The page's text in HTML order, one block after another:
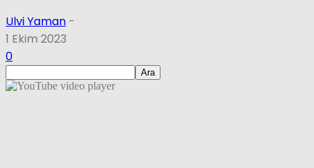
Ulvi Yaman -
1 Ekim 2023
0